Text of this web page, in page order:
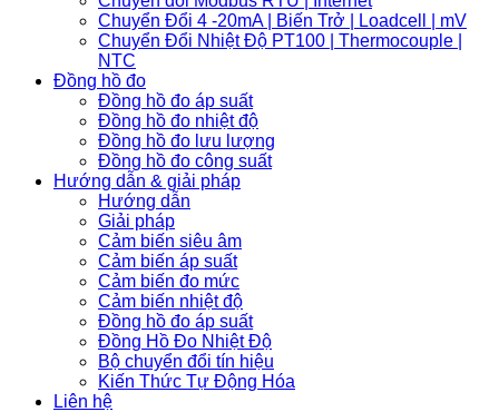
Chuyển Đổi 4 -20mA | Biến Trở | Loadcell | mV
Chuyển Đổi Nhiệt Độ PT100 | Thermocouple |
NTC
Đồng hồ đo
Đồng hồ đo áp suất
Đồng hồ đo nhiệt độ
Đồng hồ đo lưu lượng
Đồng hồ đo công suất
Hướng dẫn & giải pháp
Hướng dẫn
Giải pháp
Cảm biến siêu âm
Cảm biến áp suất
Cảm biến đo mức
Cảm biến nhiệt độ
Đồng hồ đo áp suất
Đồng Hồ Đo Nhiệt Độ
Bộ chuyển đổi tín hiệu
Kiến Thức Tự Động Hóa
Liên hệ